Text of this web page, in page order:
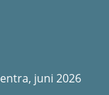
juni 2026